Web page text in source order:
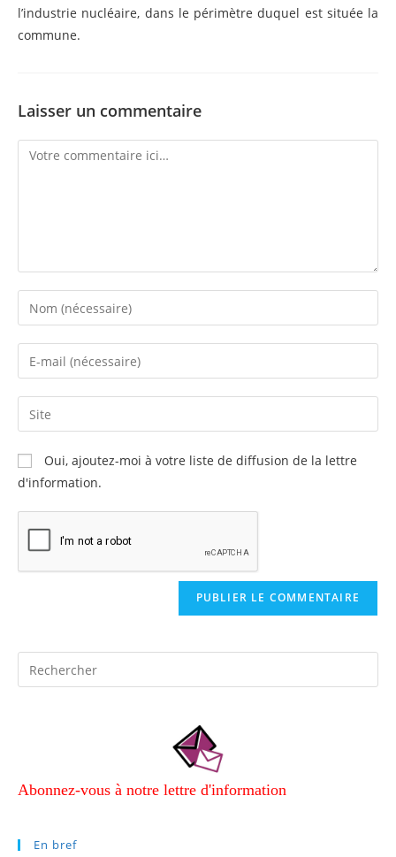
l’industrie nucléaire, dans le périmètre duquel est située la
commune.
Laisser un commentaire
Oui, ajoutez-moi à votre liste de diffusion de la lettre
d'information.
Abonnez-vous à notre lettre d'information
En bref